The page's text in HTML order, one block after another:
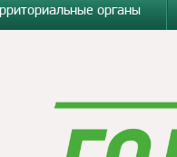
органы